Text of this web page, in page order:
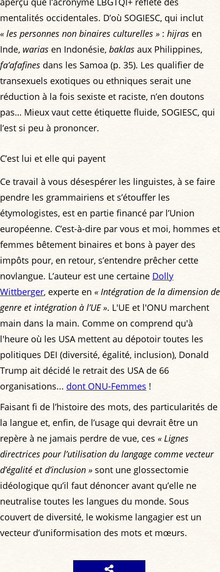
mentalités occidentales. D’où SOGIESC, qui inclut
« les personnes non binaires culturelles » : hijras en
Inde, warias en Indonésie, baklas aux Philippines,
fa’afafines dans les Samoa (p. 35). Les qualifier de
transexuels exotiques ou ethniques serait une
réduction à la fois sexiste et raciste, n’en doutons
pas… Mieux vaut cette étiquette fluide, SOGIESC, qui
l’est si peu à prononcer.
C’est lui et elle qui payent
Ce travail à vous désespérer les linguistes, à se faire
pendre les grammairiens et s’étouffer les
étymologistes, est en partie financé par l’Union
européenne. C’est-à-dire par vous et moi, hommes et
femmes bêtement binaires et bons à payer des
impôts pour, en retour, s’entendre prêcher cette
novlangue. L’auteur est une certaine Dolly
Wittberger, experte en « Intégration de la dimension de
genre et intégration à l’UE ». L'UE et l'ONU marchent
main dans la main. Comme on comprend qu'à
l'heure où les USA mettent au dépotoir toutes les
politiques DEI (diversité, égalité, inclusion), Donald
Trump ait décidé le retrait des USA de 66
organisations... dont ONU-Femmes !
Faisant fi de l’histoire des mots, des particularités de
la langue et, enfin, de l’usage qui devrait être un
repère à ne jamais perdre de vue, ces « Lignes
directrices pour l’utilisation du langage comme vecteur
d’égalité et d’inclusion » sont une glossectomie
idéologique qu’il faut dénoncer avant qu’elle ne
neutralise toutes les langues du monde. Sous
couvert de diversité, le wokisme langagier est un
vecteur d’uniformisation des mots et mœurs.